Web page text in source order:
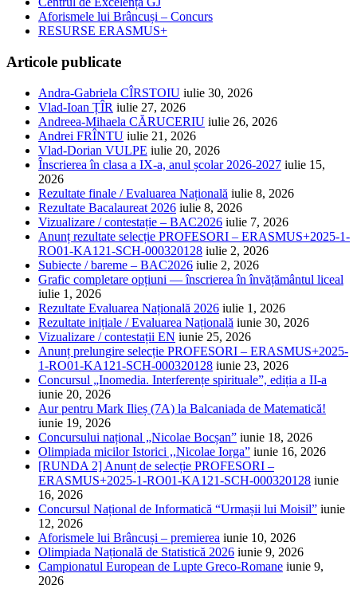
Aforismele lui Brâncuși – Concurs
RESURSE ERASMUS+
Articole publicate
Andra-Gabriela CÎRSTOIU iulie 30, 2026
Vlad-Ioan ȚÎR iulie 27, 2026
Andreea-Mihaela CĂRUCERIU iulie 26, 2026
Andrei FRÎNTU iulie 21, 2026
Vlad-Dorian VULPE iulie 20, 2026
Înscrierea în clasa a IX-a, anul școlar 2026-2027 iulie 15,
2026
Rezultate finale / Evaluarea Națională iulie 8, 2026
Rezultate Bacalaureat 2026 iulie 8, 2026
Vizualizare / contestație – BAC2026 iulie 7, 2026
Anunț rezultate selecție PROFESORI – ERASMUS+2025-1-
RO01-KA121-SCH-000320128 iulie 2, 2026
Subiecte / bareme – BAC2026 iulie 2, 2026
Grafic completare opțiuni — înscrierea în învățământul liceal
iulie 1, 2026
Rezultate Evaluarea Națională 2026 iulie 1, 2026
Rezultate inițiale / Evaluarea Națională iunie 30, 2026
Vizualizare / contestații EN iunie 25, 2026
Anunț prelungire selecție PROFESORI – ERASMUS+2025-
1-RO01-KA121-SCH-000320128 iunie 23, 2026
Concursul „Inomedia. Interferențe spirituale”, ediția a II-a
iunie 20, 2026
Aur pentru Mark Ilieș (7A) la Balcaniada de Matematică!
iunie 19, 2026
Concursului național „Nicolae Bocșan” iunie 18, 2026
Olimpiada micilor Istorici ,,Nicolae Iorga” iunie 16, 2026
[RUNDA 2] Anunț de selecție PROFESORI –
ERASMUS+2025-1-RO01-KA121-SCH-000320128 iunie
16, 2026
Concursul Național de Informatică “Urmașii lui Moisil” iunie
12, 2026
Aforismele lui Brâncuși – premierea iunie 10, 2026
Olimpiada Națională de Statistică 2026 iunie 9, 2026
Campionatul European de Lupte Greco-Romane iunie 9,
2026